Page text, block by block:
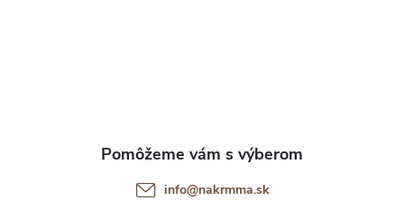
info@nakrmma.sk